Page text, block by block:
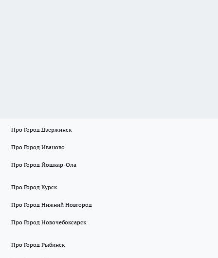
Про Город Дзержинск
Про Город Иваново
Про Город Йошкар-Ола
Про Город Курск
Про Город Нижний Новгород
Про Город Новочебоксарск
Про Город Рыбинск